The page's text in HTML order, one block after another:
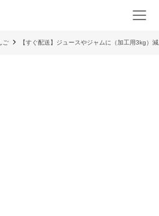
ご 【すぐ配送】ジュースやジャムに（加工用3kg）